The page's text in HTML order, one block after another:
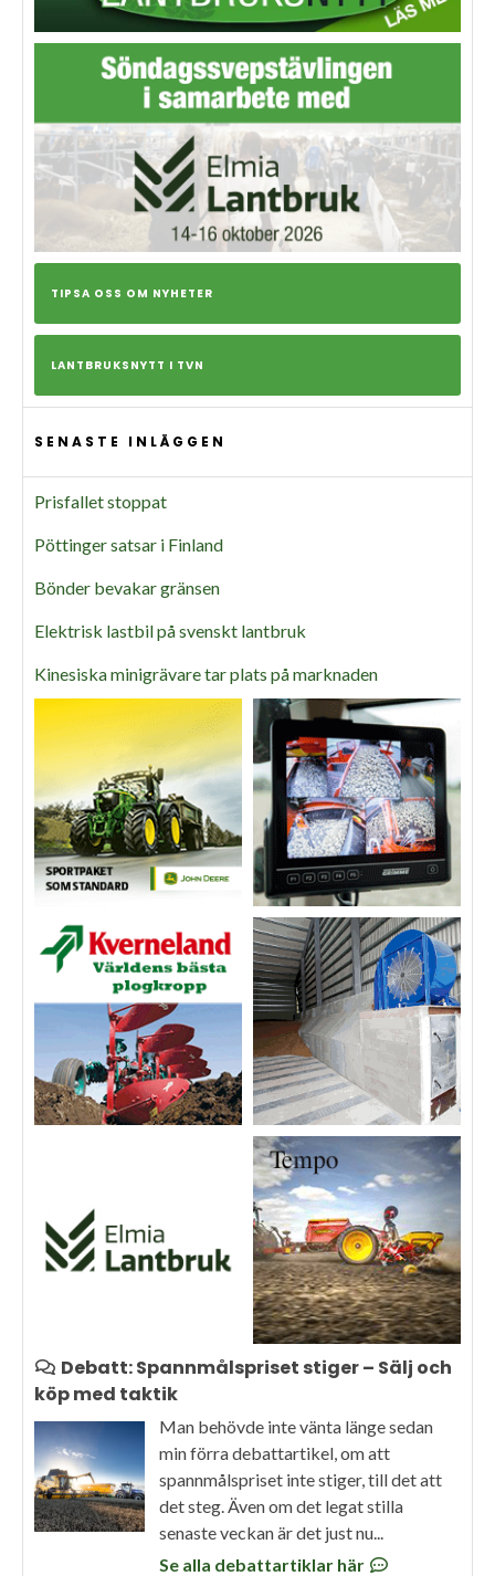
TIPSA OSS OM NYHETER
LANTBRUKSNYTT I TVN
SENASTE INLÄGGEN
Prisfallet stoppat
Pöttinger satsar i Finland
Bönder bevakar gränsen
Elektrisk lastbil på svenskt lantbruk
Kinesiska minigrävare tar plats på marknaden
Debatt: Spannmålspriset stiger – Sälj och
köp med taktik
Man behövde inte vänta länge sedan
min förra debattartikel, om att
spannmålspriset inte stiger, till det att
det steg. Även om det legat stilla
senaste veckan är det just nu...
Se alla debattartiklar här